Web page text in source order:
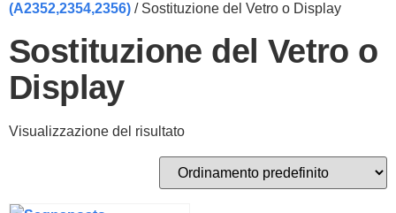
(A2352,2354,2356) / Sostituzione del Vetro o Display
Sostituzione del Vetro o
Display
Visualizzazione del risultato